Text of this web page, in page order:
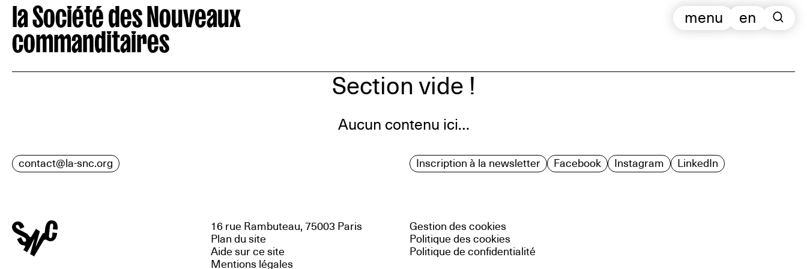
la Société des Nouveaux
commanditaires
en
menu
Section vide !
Aucun contenu ici…
contact@la-snc.org Inscription à la newsletter Facebook Instagram LinkedIn
16 rue Rambuteau, 75003 Paris
Plan du site
Aide sur ce site
Gestion des cookies
Politique des cookies
Politique de confidentialité
Mentions légales